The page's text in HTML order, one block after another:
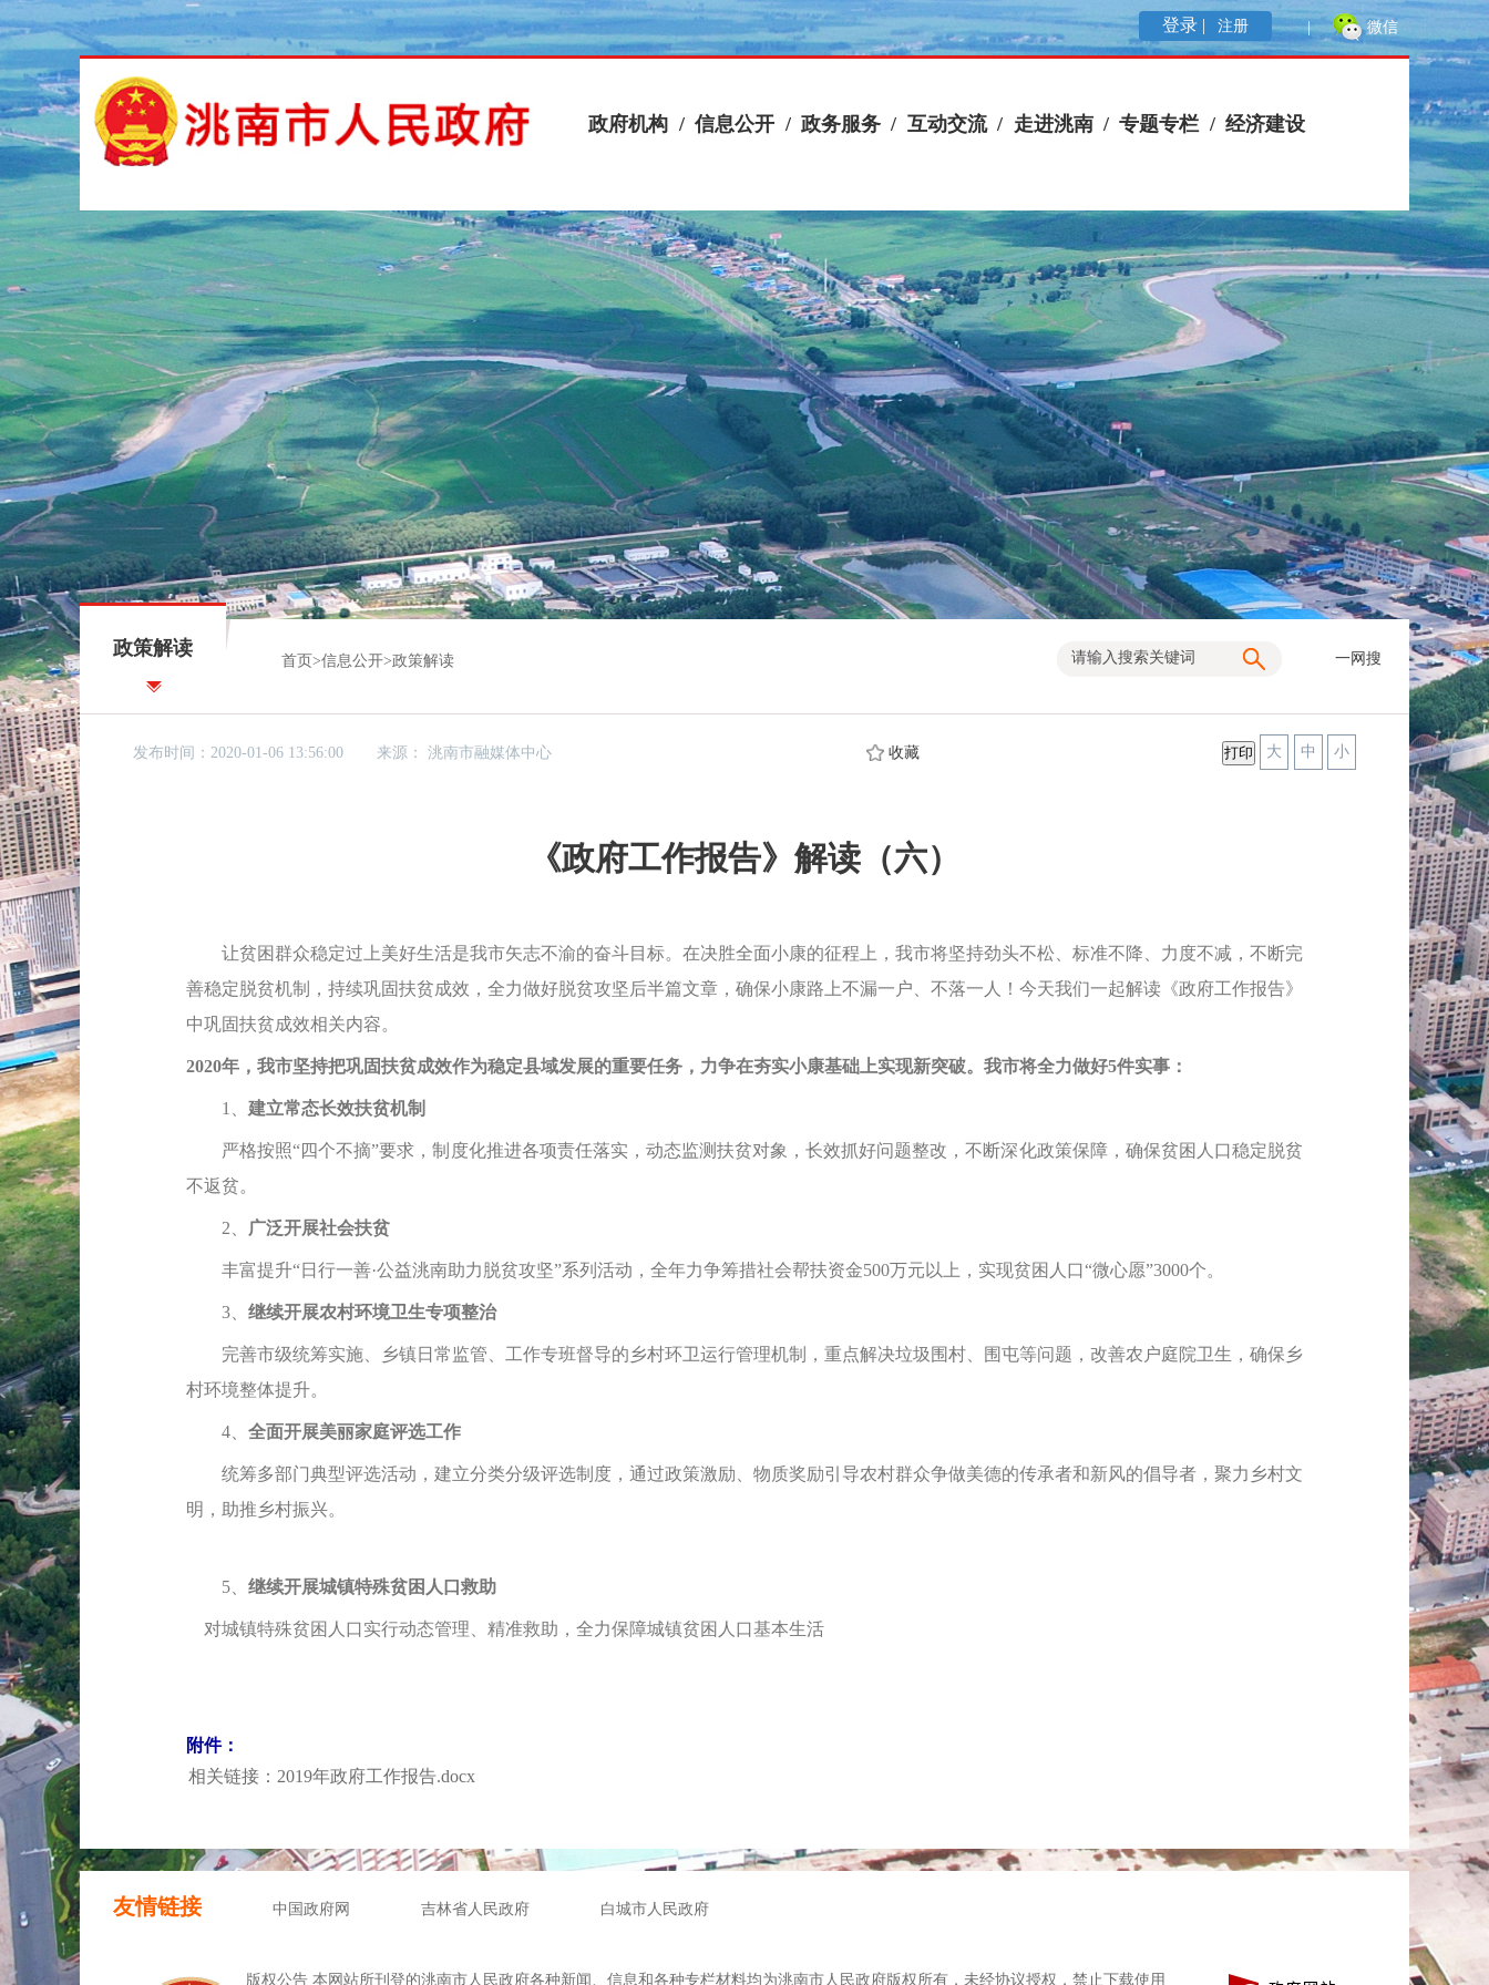
微信
|
登录 | 注册
政府机构 / 信息公开 / 政务服务 / 互动交流 / 走进洮南 / 专题专栏 / 经济建设
政策解读
首页 >信息公开>政策解读 一网搜
发布时间：2020-01-06 13:56:00 来源：洮南市融媒体中心 小
中
大
收藏
《政府工作报告》解读（六）
让贫困群众稳定过上美好生活是我市矢志不渝的奋斗目标。 在决胜全面小康的征程上，我市将坚持劲头不松、标准不降、力度不减，不断完
善稳定脱贫机制，持续巩固扶贫成效，全力做好脱贫攻坚后半篇文章，确保小康路上不漏一户、不落一人！ 今天我们一起解读《政府工作报告》
中巩固扶贫成效相关内容。
2020年，我市坚持把巩固扶贫成效作为稳定县域发展的重要任务，力争在夯实小康基础上实现新突破。我市将全力做好5件实事 ：
1、 建立常态长效扶贫机制
严格按照“四个不摘”要求，制度化推进各项责任落实，动态监测扶贫对象，长效抓好问题整改，不断深化政策保障，确保贫困人口稳定脱贫
不返贫。
2、 广泛开展社会扶贫
丰富提升“日行一善·公益洮南助力脱贫攻坚”系列活动，全年力争筹措社会帮扶资金500万元以上，实现贫困人口“微心愿”3000个。
3、 继续开展农村环境卫生专项整治
完善市级统筹实施、乡镇日常监管、工作专班督导的乡村环卫运行管理机制，重点解决垃圾围村、围屯等问题，改善农户庭院卫生，确保乡
村环境整体提升。
4、 全面开展美丽家庭评选工作
统筹多部门典型评选活动，建立分类分级评选制度，通过政策激励、物质奖励引导农村群众争做美德的传承者和新风的倡导者，聚力乡村文
明，助推乡村振兴。
5、 继续开展城镇特殊贫困人口救助
对城镇特殊贫困人口实行动态管理、精准救助，全力保障城镇贫困人口基本生活
附件：
相关链接：2019年政府工作报告.docx
友情链接 中国政府网 吉林省人民政府 白城市人民政府
版权公告 本网站所刊登的洮南市人民政府各种新闻、信息和各种专栏材料均为洮南市人民政府版权所有，未经协议授权，禁止下载使用